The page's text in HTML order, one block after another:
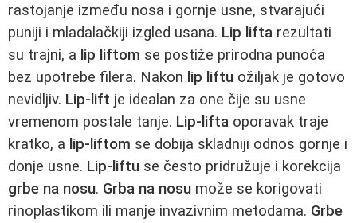
rastojanje između nosa i gornje usne, stvarajući
puniji i mladalačkiji izgled usana. Lip lifta rezultati
su trajni, a lip liftom se postiže prirodna punoća
bez upotrebe filera. Nakon lip liftu ožiljak je gotovo
nevidljiv. Lip-lift je idealan za one čije su usne
vremenom postale tanje. Lip-lifta oporavak traje
kratko, a lip-liftom se dobija skladniji odnos gornje i
donje usne. Lip-liftu se često pridružuje i korekcija
grbe na nosu. Grba na nosu može se korigovati
rinoplastikom ili manje invazivnim metodama. Grbe